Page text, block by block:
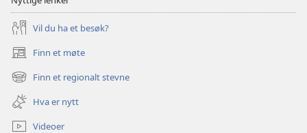
Vil du ha et besøk?
Finn et møte
(åpner
nytt
vindu)
Finn et regionalt stevne
(åpner
nytt
vindu)
Hva er nytt
Videoer